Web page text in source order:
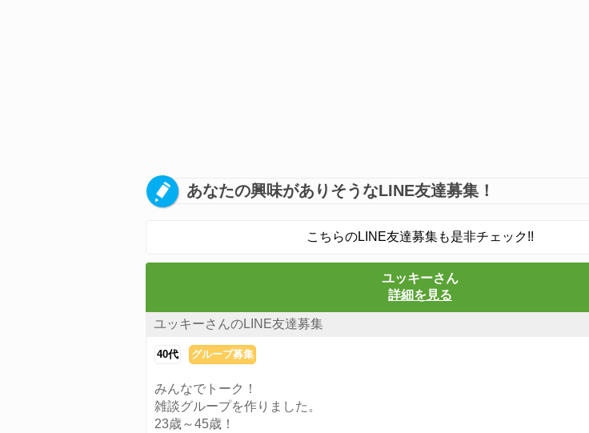
あなたの興味がありそうなLINE友達募集！
こちらのLINE友達募集も是非チェック!!
ユッキーさん
詳細を見る
ユッキーさんのLINE友達募集
40代 グループ募集
みんなでトーク！
雑談グループを作りました。
23歳～45歳！